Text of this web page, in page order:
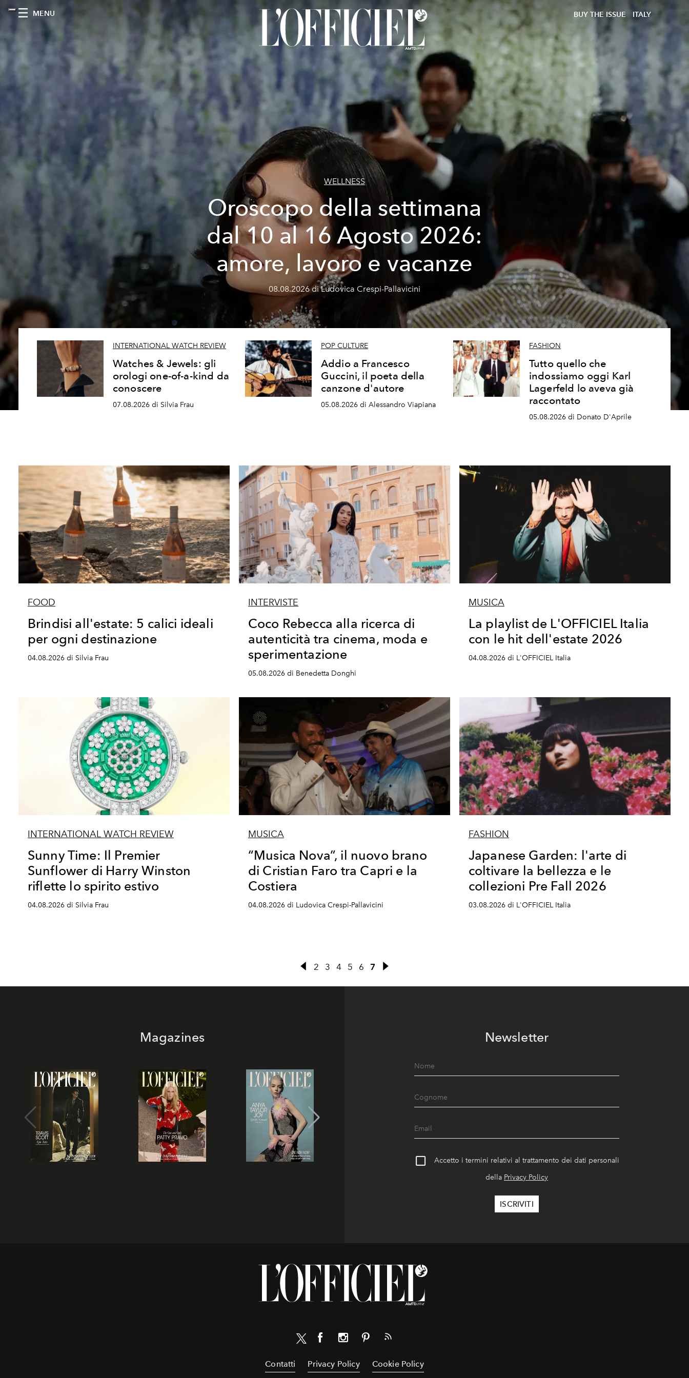
MENU BUY THE ISSUE ITALY
WELLNESS
Oroscopo della settimana
dal 10 al 16 Agosto 2026:
amore, lavoro e vacanze
08.08.2026 di Ludovica Crespi-Pallavicini
INTERNATIONAL WATCH REVIEW
Watches & Jewels: gli
orologi one-of-a-kind da
conoscere
07.08.2026 di Silvia Frau
POP CULTURE
Addio a Francesco
Guccini, il poeta della
canzone d'autore
05.08.2026 di Alessandro Viapiana
FASHION
Tutto quello che
indossiamo oggi Karl
Lagerfeld lo aveva già
raccontato
05.08.2026 di Donato D'Aprile
FOOD
Brindisi all'estate: 5 calici ideali
per ogni destinazione
04.08.2026 di Silvia Frau
INTERVISTE
Coco Rebecca alla ricerca di
autenticità tra cinema, moda e
sperimentazione
05.08.2026 di Benedetta Donghi
MUSICA
La playlist de L'OFFICIEL Italia
con le hit dell'estate 2026
04.08.2026 di L'OFFICIEL Italia
INTERNATIONAL WATCH REVIEW
Sunny Time: Il Premier
Sunflower di Harry Winston
riflette lo spirito estivo
04.08.2026 di Silvia Frau
MUSICA
“Musica Nova”, il nuovo brano
di Cristian Faro tra Capri e la
Costiera
04.08.2026 di Ludovica Crespi-Pallavicini
FASHION
Japanese Garden: l'arte di
coltivare la bellezza e le
collezioni Pre Fall 2026
03.08.2026 di L'OFFICIEL Italia
2 3 4 5 6 7
Magazines Newsletter
Accetto i termini relativi al trattamento dei dati personali
della Privacy Policy
Contatti Privacy Policy Cookie Policy